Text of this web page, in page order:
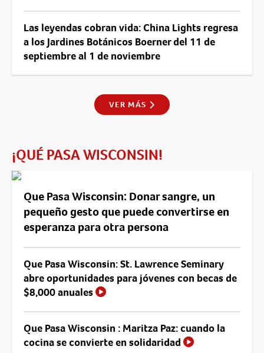
Las leyendas cobran vida: China Lights regresa
a los Jardines Botánicos Boerner del 11 de
septiembre al 1 de noviembre
VER MÁS
¡QUÉ PASA WISCONSIN!
Que Pasa Wisconsin: Donar sangre, un
pequeño gesto que puede convertirse en
esperanza para otra persona
Que Pasa Wisconsin: St. Lawrence Seminary
abre oportunidades para jóvenes con becas de
$8,000 anuales
Que Pasa Wisconsin : Maritza Paz: cuando la
cocina se convierte en solidaridad